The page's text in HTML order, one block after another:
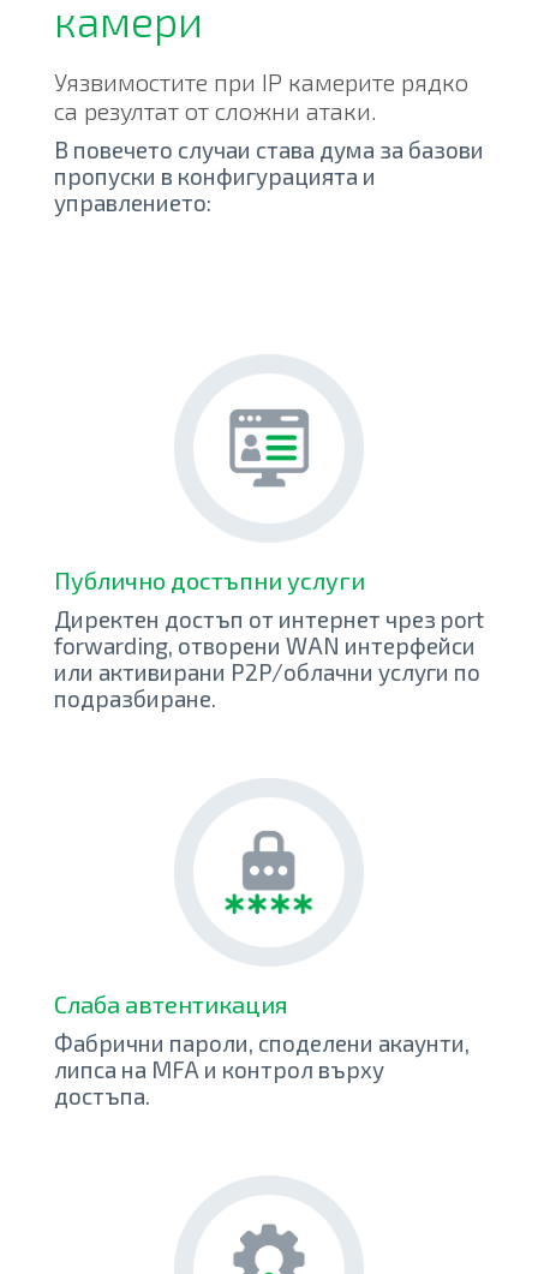
камери
Уязвимостите при IP камерите рядко
са резултат от сложни атаки.
В повечето случаи става дума за базови
пропуски в конфигурацията и
управлението:
Публично достъпни услуги
Директен достъп от интернет чрез port
forwarding, отворени WAN интерфейси
или активирани P2P/облачни услуги по
подразбиране.
Слаба автентикация
Фабрични пароли, споделени акаунти,
липса на MFA и контрол върху
достъпа.